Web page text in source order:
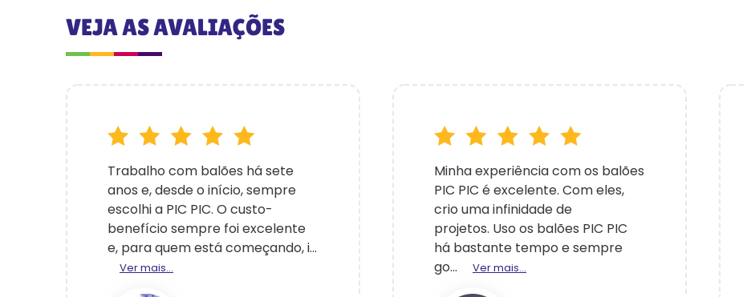
VEJA AS AVALIAÇÕES
Trabalho com balões há sete
anos e, desde o início, sempre
escolhi a PIC PIC. O custo-
benefício sempre foi excelente
e, para quem está começando, i...
Ver mais...
Minha experiência com os balões
PIC PIC é excelente. Com eles,
crio uma infinidade de
projetos. Uso os balões PIC PIC
há bastante tempo e sempre
go...
Ver mais...